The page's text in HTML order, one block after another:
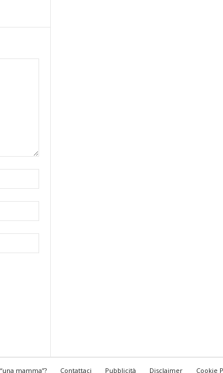
mamma”? Contattaci Pubblicità Disclaimer Cookie